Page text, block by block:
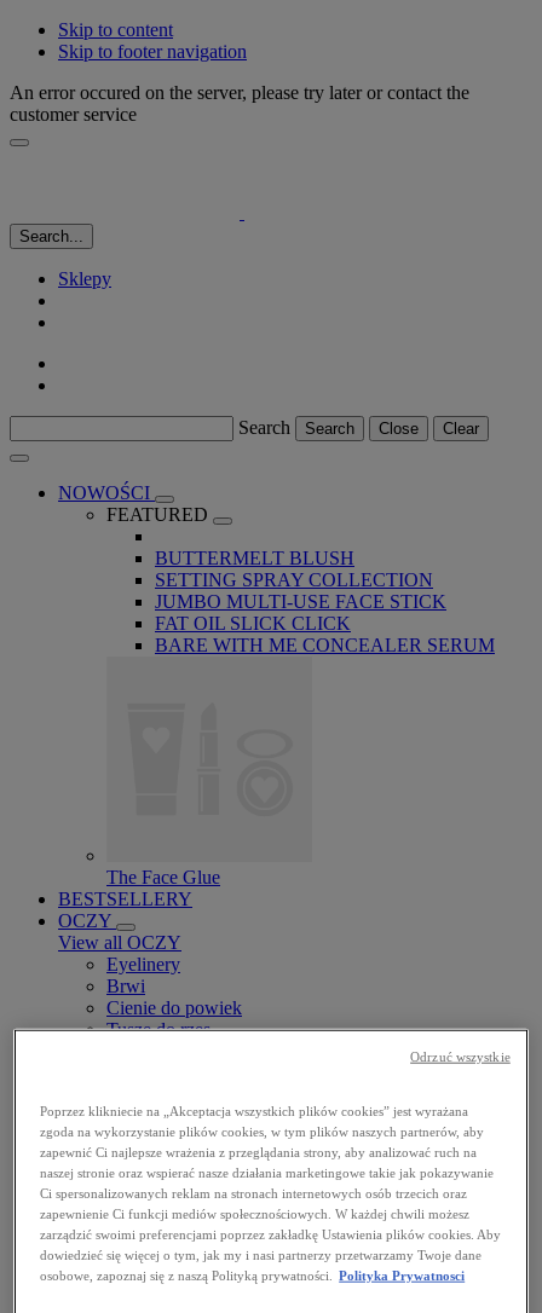
Skip to content
Skip to footer navigation
An error occured on the server, please try later or contact the
customer service
Search...
Sklepy
Search Search Close Clear
NOWOŚCI
FEATURED
BUTTERMELT BLUSH
SETTING SPRAY COLLECTION
JUMBO MULTI-USE FACE STICK
FAT OIL SLICK CLICK
BARE WITH ME CONCEALER SERUM
The Face Glue
BESTSELLERY
OCZY
View all OCZY
Eyelinery
Brwi
Cienie do powiek
Tusze do rzęs
Poprzez klikniecie na „Akceptacja wszystkich plików cookies” jest wyrażana
zgoda na wykorzystanie plików cookies, w tym plików naszych partnerów, aby
zapewnić Ci najlepsze wrażenia z przeglądania strony, aby analizować ruch na
naszej stronie oraz wspierać nasze działania marketingowe takie jak pokazywanie
Ci spersonalizowanych reklam na stronach internetowych osób trzecich oraz
zapewnienie Ci funkcji mediów społecznościowych. W każdej chwili możesz
zarządzić swoimi preferencjami poprzez zakładkę Ustawienia plików cookies. Aby
dowiedzieć się więcej o tym, jak my i nasi partnerzy przetwarzamy Twoje dane
osobowe, zapoznaj się z naszą Polityką prywatności.
Polityka Prywatnosci
Odrzuć wszystkie